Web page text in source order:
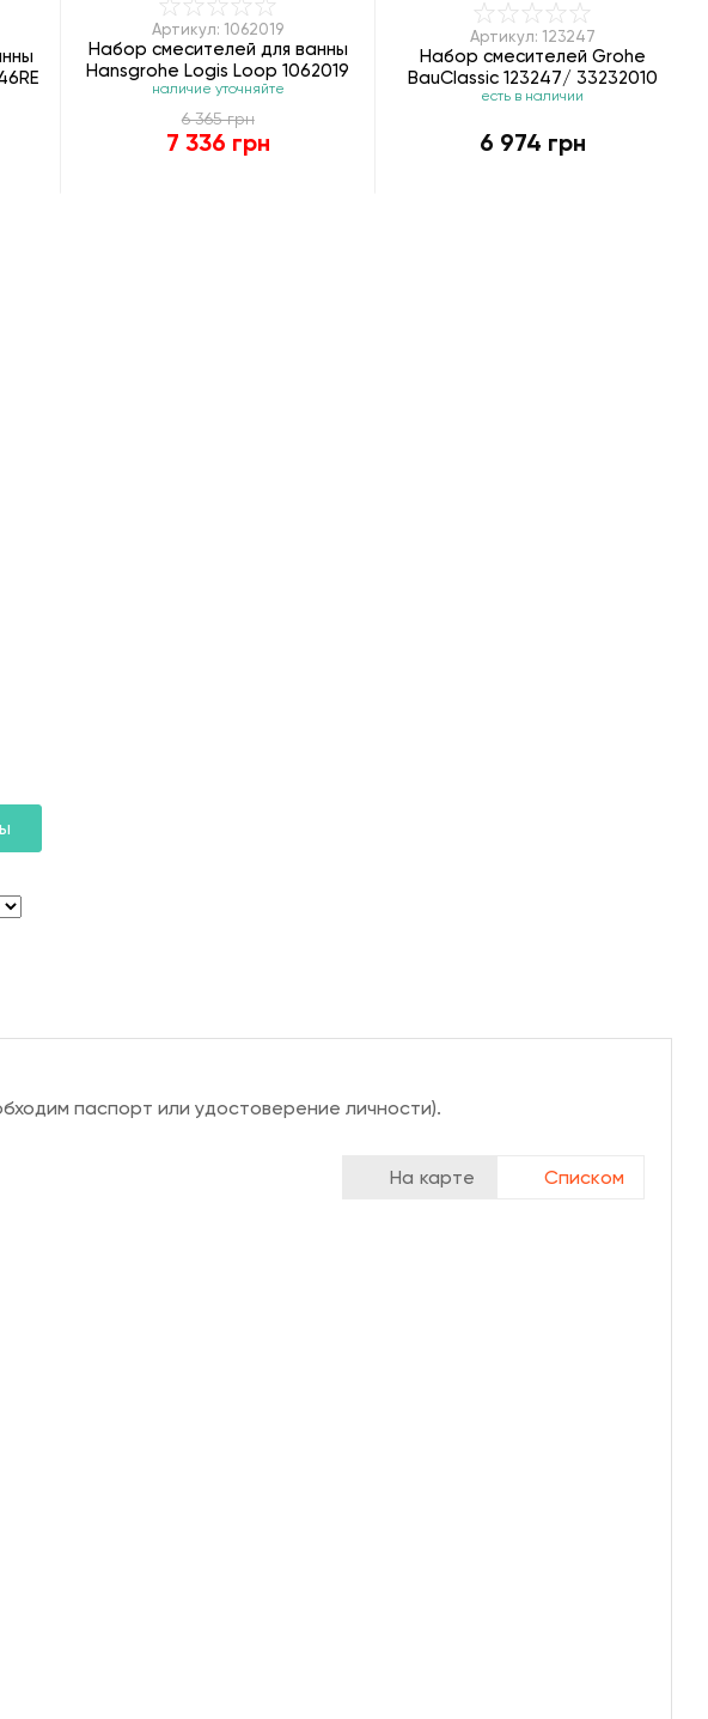
Артикул: 1062019
Набор смесителей для ванны
Hansgrohe Logis Loop 1062019
наличие уточняйте
6 365 грн
7 336 грн
Артикул: 123247
Набор смесителей Grohe
BauClassic 123247/ 33232010
есть в наличии
6 974 грн
паспорт или удостоверение личности).
На карте Списком